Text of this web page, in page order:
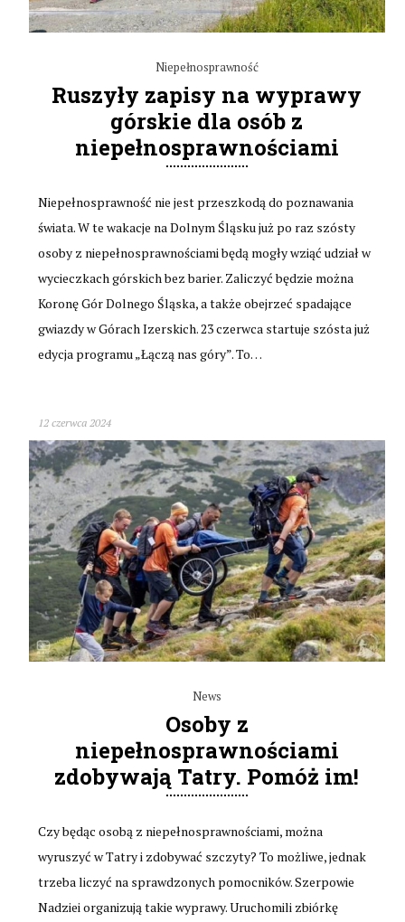
Niepełnosprawność
Ruszyły zapisy na wyprawy
górskie dla osób z
niepełnosprawnościami
Niepełnosprawność nie jest przeszkodą do poznawania
świata. W te wakacje na Dolnym Śląsku już po raz szósty
osoby z niepełnosprawnościami będą mogły wziąć udział w
wycieczkach górskich bez barier. Zaliczyć będzie można
Koronę Gór Dolnego Śląska, a także obejrzeć spadające
gwiazdy w Górach Izerskich. 23 czerwca startuje szósta już
edycja programu „Łączą nas góry”. To…
12 czerwca 2024
News
Osoby z
niepełnosprawnościami
zdobywają Tatry. Pomóż im!
Czy będąc osobą z niepełnosprawnościami, można
wyruszyć w Tatry i zdobywać szczyty? To możliwe, jednak
trzeba liczyć na sprawdzonych pomocników. Szerpowie
Nadziei organizują takie wyprawy. Uruchomili zbiórkę